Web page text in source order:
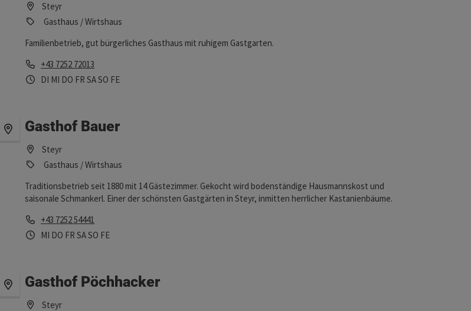
Steyr
Gasthaus / Wirtshaus
Familienbetrieb, gut bürgerliches Gasthaus mit ruhigem Gastgarten.
Telefon
+43 7252 72013
Öffnungszeiten
DI Dienstag geöffnet
MI Mittwoch geöffnet
DO Donnerstag geöffnet
FRFreitag geöffnet
SASamstag geöffnet
SO Sonntag geöffnet
FEFeiertag geöffnet
Gasthof Bauer
Steyr
Gasthaus / Wirtshaus
Traditionsbetrieb seit 1880 mit 14 Gästezimmer. Gekocht wird bodenständige Hausmannskost und
saisonale Schmankerl. Einer der schönsten Gastgärten in Steyr, inmitten herrlicher Kastanienbäume.
Telefon
+43 7252 54441
Öffnungszeiten
MI Mittwoch geöffnet
DO Donnerstag geöffnet
FRFreitag geöffnet
SASamstag geöffnet
SO Sonntag geöffnet
FEFeiertag geöffnet
Gasthof Pöchhacker
Steyr